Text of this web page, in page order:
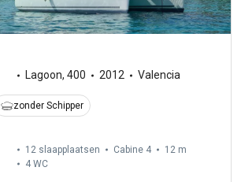
Lagoon,400 2012 Valencia
zonder Schipper
12 slaapplaatsen Cabine 4
12 m
4 WC